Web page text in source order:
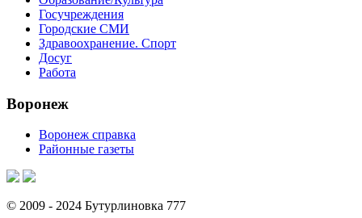
Госучреждения
Городские СМИ
Здравоохранение. Спорт
Досуг
Работа
Воронеж
Воронеж справка
Районные газеты
© 2009 - 2024 Бутурлиновка 777